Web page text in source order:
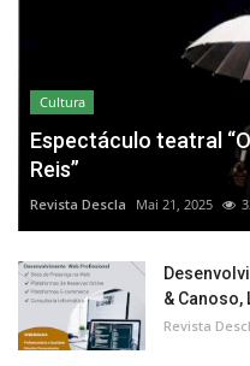
Cultura
Espectáculo teatral
Reis”
Revista Descla Mai 21, 2025
& Canoso,
Revista